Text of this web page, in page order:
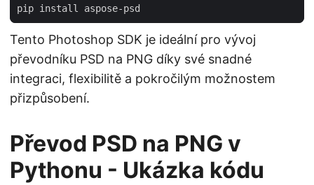
Tento Photoshop SDK je ideální pro vývoj
převodníku PSD na PNG díky své snadné
integraci, flexibilitě a pokročilým možnostem
přizpůsobení.
Převod PSD na PNG v
Pythonu - Ukázka kódu